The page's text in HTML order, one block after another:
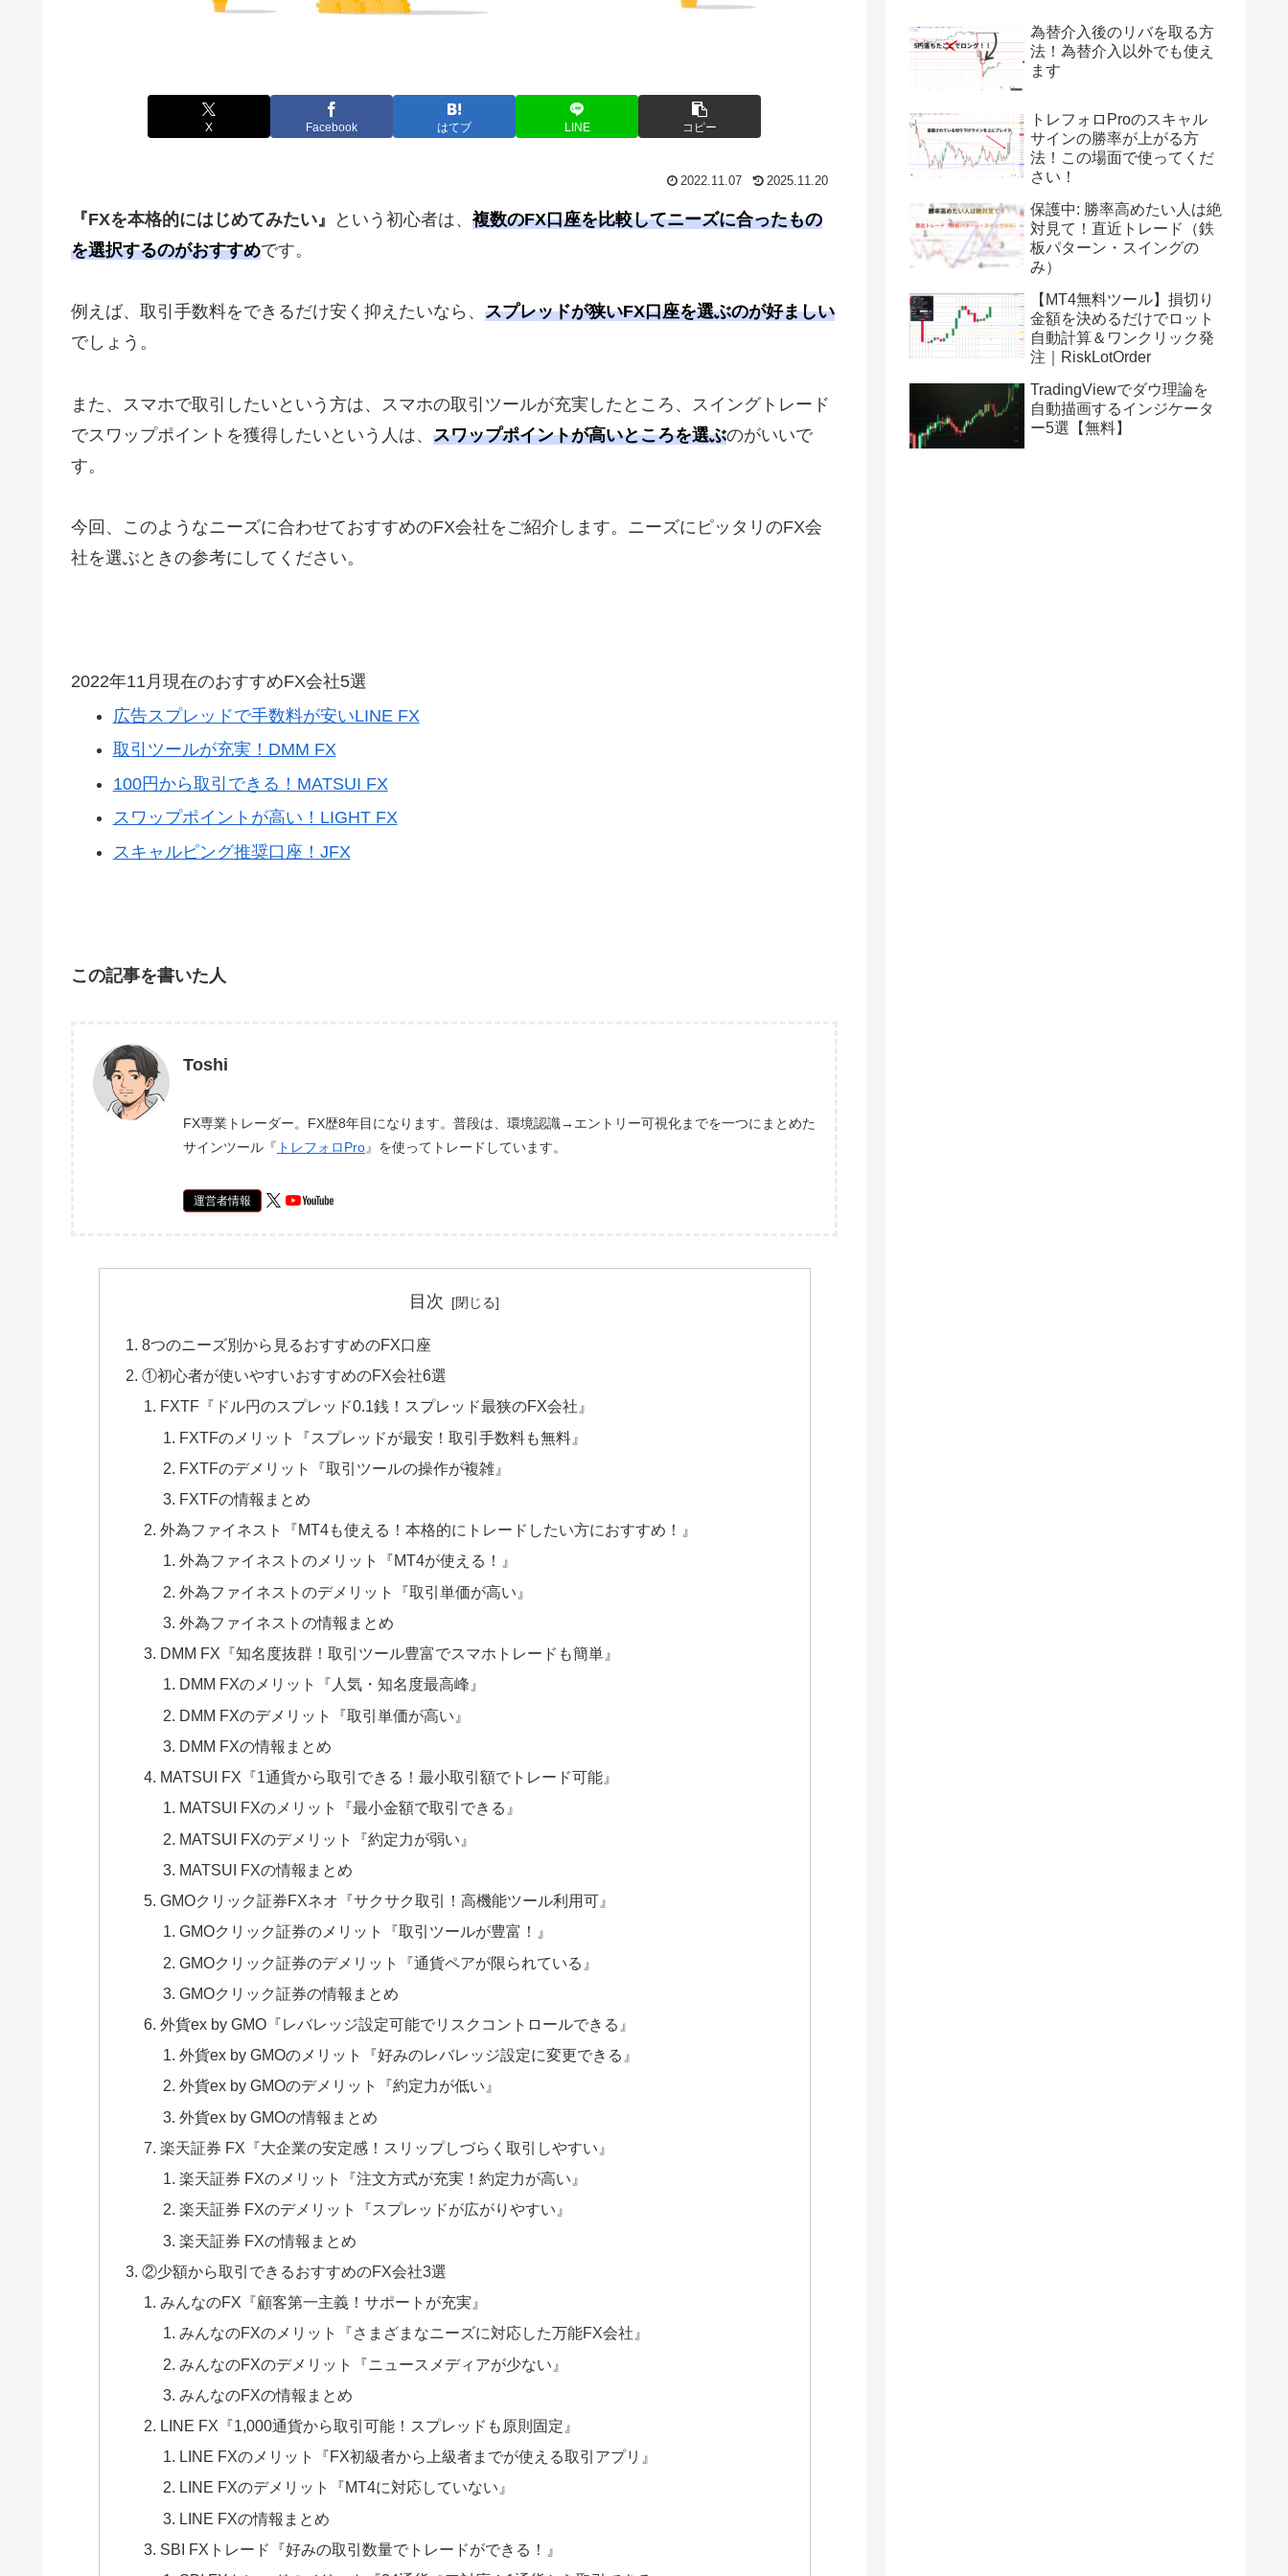
X Facebook はてブ LINE コピー
2022.11.07 2025.11.20
『FXを本格的にはじめてみたい』 という初心者は、 複数のFX口座を比較してニーズに合ったもの
を選択するのがおすすめです。
例えば、取引手数料をできるだけ安く抑えたいなら、 スプレッドが狭いFX口座を選ぶのが好ましい
でしょう。
また、スマホで取引したいという方は、スマホの取引ツールが充実したところ、スイングトレード
でスワップポイントを獲得したいという人は、 スワップポイントが高いところを選ぶのがいいで
す。
今回、このようなニーズに合わせておすすめのFX会社をご紹介します。ニーズにピッタリのFX会
社を選ぶときの参考にしてください。
2022年11月現在のおすすめFX会社5選
広告スプレッドで手数料が安いLINE FX
取引ツールが充実！DMM FX
100円から取引できる！MATSUI FX
スワップポイントが高い！LIGHT FX
スキャルピング推奨口座！JFX
この記事を書いた人
Toshi
FX専業トレーダー。FX歴8年目になります。普段は、環境認識→エントリー可視化までを一つにまとめた
サインツール『 トレフォロPro』を使ってトレードしています。
運営者情報
目次
8つのニーズ別から見るおすすめのFX口座
①初心者が使いやすいおすすめのFX会社6選
FXTF『ドル円のスプレッド0.1銭！スプレッド最狭のFX会社』
FXTFのメリット『スプレッドが最安！取引手数料も無料』
FXTFのデメリット『取引ツールの操作が複雑』
FXTFの情報まとめ
外為ファイネスト『MT4も使える！本格的にトレードしたい方におすすめ！』
外為ファイネストのメリット『MT4が使える！』
外為ファイネストのデメリット『取引単価が高い』
外為ファイネストの情報まとめ
DMM FX『知名度抜群！取引ツール豊富でスマホトレードも簡単』
DMM FXのメリット『人気・知名度最高峰』
DMM FXのデメリット『取引単価が高い』
DMM FXの情報まとめ
MATSUI FX『1通貨から取引できる！最小取引額でトレード可能』
MATSUI FXのメリット『最小金額で取引できる』
MATSUI FXのデメリット『約定力が弱い』
MATSUI FXの情報まとめ
GMOクリック証券FXネオ『サクサク取引！高機能ツール利用可』
GMOクリック証券のメリット『取引ツールが豊富！』
GMOクリック証券のデメリット『通貨ペアが限られている』
GMOクリック証券の情報まとめ
外貨ex by GMO『レバレッジ設定可能でリスクコントロールできる』
外貨ex by GMOのメリット『好みのレバレッジ設定に変更できる』
外貨ex by GMOのデメリット『約定力が低い』
外貨ex by GMOの情報まとめ
楽天証券 FX『大企業の安定感！スリップしづらく取引しやすい』
楽天証券 FXのメリット『注文方式が充実！約定力が高い』
楽天証券 FXのデメリット『スプレッドが広がりやすい』
楽天証券 FXの情報まとめ
②少額から取引できるおすすめのFX会社3選
みんなのFX『顧客第一主義！サポートが充実』
みんなのFXのメリット『さまざまなニーズに対応した万能FX会社』
みんなのFXのデメリット『ニュースメディアが少ない』
みんなのFXの情報まとめ
LINE FX『1,000通貨から取引可能！スプレッドも原則固定』
LINE FXのメリット『FX初級者から上級者までが使える取引アプリ』
LINE FXのデメリット『MT4に対応していない』
LINE FXの情報まとめ
SBI FXトレード『好みの取引数量でトレードができる！』
為替介入後のリバを取る方
法！為替介入以外でも使え
ます
トレフォロProのスキャル
サインの勝率が上がる方
法！この場面で使ってくだ
さい！
保護中: 勝率高めたい人は絶
対見て！直近トレード（鉄
板パターン・スイングの
み）
【MT4無料ツール】損切り
金額を決めるだけでロット
自動計算＆ワンクリック発
注｜RiskLotOrder
TradingViewでダウ理論を
自動描画するインジケータ
ー5選【無料】